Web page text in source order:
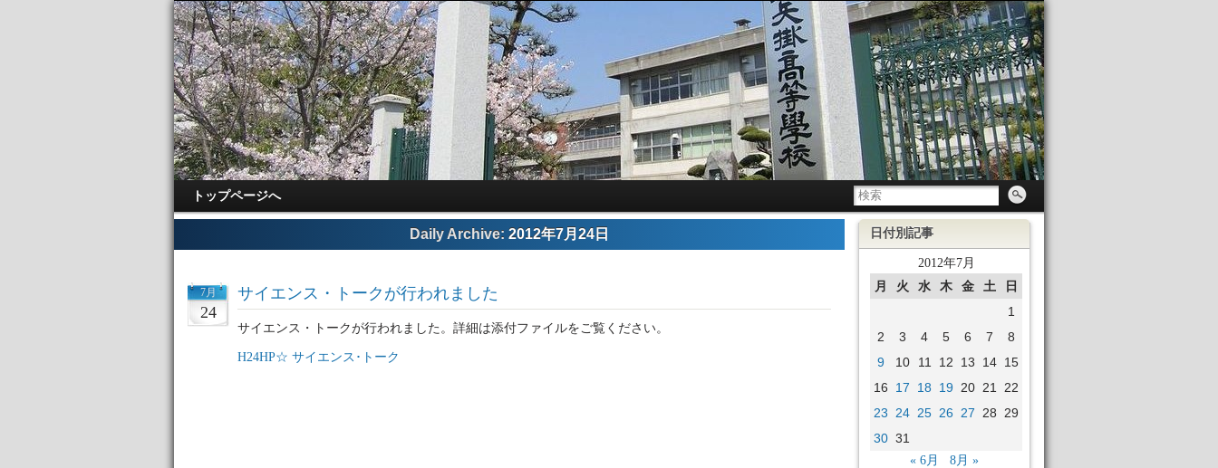
トップページへ
Daily Archive: 2012年7月24日
7月
24
サイエンス・トークが行われました
サイエンス・トークが行われました。詳細は添付ファイルをご覧ください。
H24HP☆ サイエンス･トーク
日付別記事
2012年7月
月 火 水 木 金 土
日
1
2
3 4 5 6 7
8
9
10 11 12 13 14 15
16
17 18 19 20 21
22
23
24 25 26 27 28
29
30 31
« 6月 8月 »